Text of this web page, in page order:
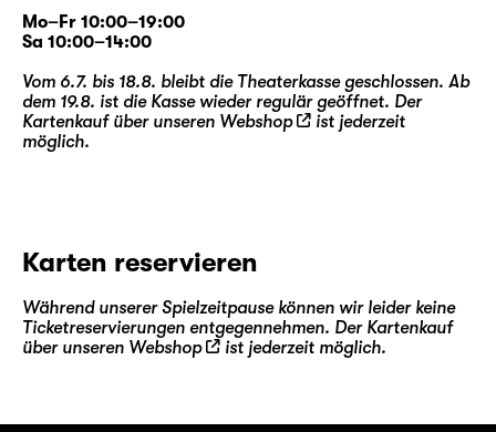
Mo–Fr 10:00–19:00
Sa 10:00–14:00
Vom 6.7. bis 18.8. bleibt die Theaterkasse geschlossen. Ab
dem 19.8. ist die Kasse wieder regulär geöffnet. Der
Kartenkauf über unseren Webshop
ist jederzeit
möglich.
Karten reservieren
Während unserer Spielzeitpause können wir leider keine
Ticketreservierungen entgegennehmen. Der Kartenkauf
über unseren Webshop ist jederzeit möglich.